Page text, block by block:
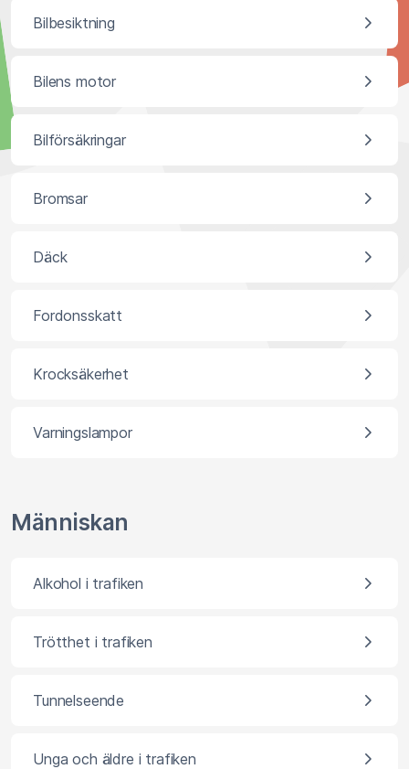
Bilbesiktning
Bilens motor
Bilförsäkringar
Bromsar
Däck
Fordonsskatt
Krocksäkerhet
Varningslampor
Människan
Alkohol i trafiken
Trötthet i trafiken
Tunnelseende
Unga och äldre i trafiken